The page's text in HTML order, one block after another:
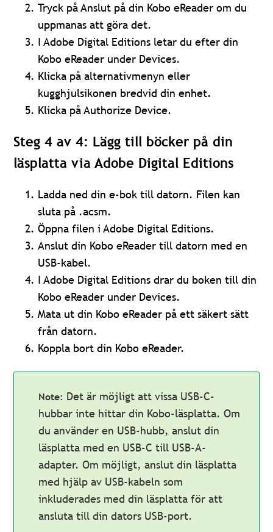
Tryck på Anslut på din Kobo eReader om du
uppmanas att göra det.
I Adobe Digital Editions letar du efter din
Kobo eReader under Devices.
Klicka på alternativmenyn eller
kugghjulsikonen bredvid din enhet.
Klicka på Authorize Device.
Steg 4 av 4: Lägg till böcker på din
läsplatta via Adobe Digital Editions
Ladda ned din e-bok till datorn. Filen kan
sluta på .acsm.
Öppna filen i Adobe Digital Editions.
Anslut din Kobo eReader till datorn med en
USB-kabel.
I Adobe Digital Editions drar du boken till din
Kobo eReader under Devices.
Mata ut din Kobo eReader på ett säkert sätt
från datorn.
Koppla bort din Kobo eReader.
Det är möjligt att vissa USB-C-
hubbar inte hittar din Kobo-läsplatta. Om
du använder en USB-hubb, anslut din
läsplatta med en USB-C till USB-A-
adapter. Om möjligt, anslut din läsplatta
med hjälp av USB-kabeln som
inkluderades med din läsplatta för att
ansluta till din dators USB-port.